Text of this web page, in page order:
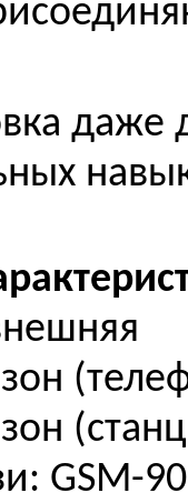
даже
GSM-